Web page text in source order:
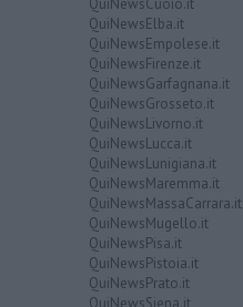
QuiNewsCuoio.it
QuiNewsElba.it
QuiNewsEmpolese.it
QuiNewsFirenze.it
QuiNewsGarfagnana.it
QuiNewsGrosseto.it
QuiNewsLivorno.it
QuiNewsLucca.it
QuiNewsLunigiana.it
QuiNewsMaremma.it
QuiNewsMassaCarrara.it
QuiNewsMugello.it
QuiNewsPisa.it
QuiNewsPistoia.it
QuiNewsPrato.it
QuiNewsSiena.it